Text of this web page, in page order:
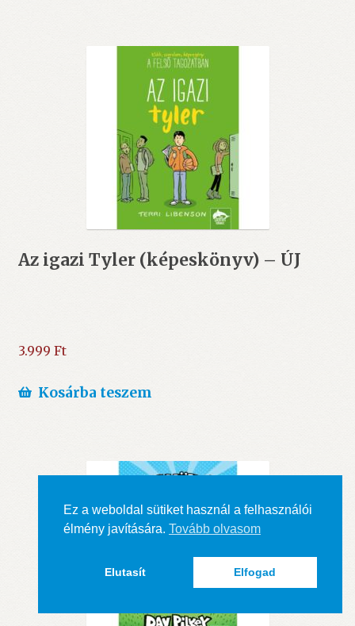
Az igazi Tyler (képeskönyv) – ÚJ
3.999 Ft
Kosárba teszem
Ez a weboldal sütiket használ a felhasználói
élmény javítására. Tovább olvasom
Elutasít Elfogad